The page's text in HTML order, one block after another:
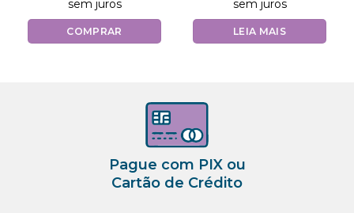
sem juros
COMPRAR
sem juros
LEIA MAIS
Pague com PIX ou
Cartão de Crédito